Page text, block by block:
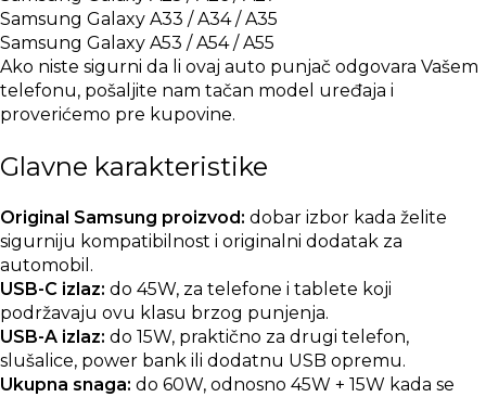
Samsung Galaxy A33 / A34 / A35
Samsung Galaxy A53 / A54 / A55
Ako niste sigurni da li ovaj auto punjač odgovara Vašem
telefonu, pošaljite nam tačan model uređaja i
proverićemo pre kupovine.
Glavne karakteristike
Original Samsung proizvod: dobar izbor kada želite
sigurniju kompatibilnost i originalni dodatak za
automobil.
USB-C izlaz: do 45W, za telefone i tablete koji
podržavaju ovu klasu brzog punjenja.
USB-A izlaz: do 15W, praktično za drugi telefon,
slušalice, power bank ili dodatnu USB opremu.
Ukupna snaga: do 60W, odnosno 45W + 15W kada se